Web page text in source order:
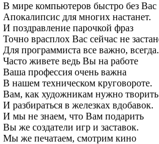
В мире компьютеров быстро без Вас
Апокалипсис для многих настанет.
И поздравление парочкой фраз
Точно врасплох Вас сейчас не
Для программиста все важно, всегда.
Часто живете ведь Вы на работе
Ваша профессия очень важна
В нашем техническом круговороте.
Вам, как художникам нужно творить
И разбираться в железках вдобавок.
И мы не знаем, что Вам подарить
Вы же создатели игр и заставок.
Мы же печатаем, смотрим кино